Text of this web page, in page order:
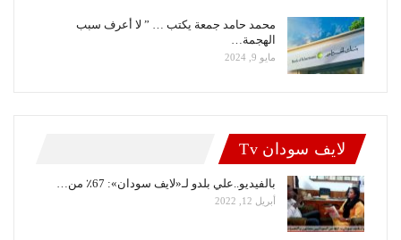
محمد حامد جمعة يكتب … ” لا أعرف سبب
الهجمة…
مايو 9, 2024
لايف سودان Tv
بالفيديو..علي بلدو لـ«لايف سودان»: 67٪ من…
أبريل 12, 2022